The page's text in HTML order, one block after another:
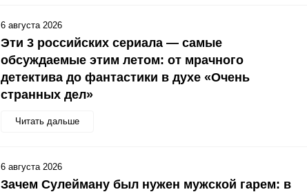
Эти 3 российских сериала — самые
обсуждаемые этим летом: от мрачного
детектива до фантастики в духе «Очень
странных дел»
Читать дальше
6 августа 2026
Зачем Сулейману был нужен мужской гарем: в
6 августа 2026